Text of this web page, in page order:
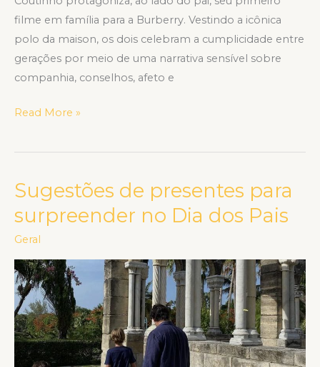
filme em família para a Burberry. Vestindo a icônica
polo da maison, os dois celebram a cumplicidade entre
gerações por meio de uma narrativa sensível sobre
companhia, conselhos, afeto e
Read More »
Sugestões de presentes para
surpreender no Dia dos Pais
Geral
Sugestões
presentes
para
surpreender
no
Dia
dos
Pais